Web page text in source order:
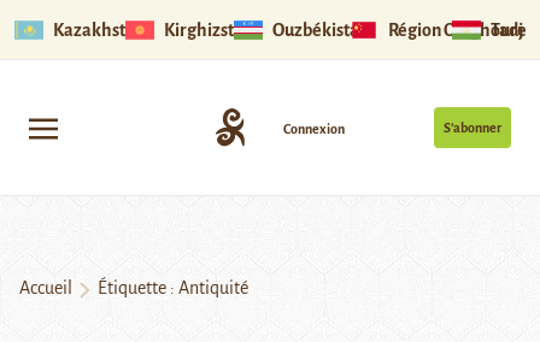
Kazakhstan Kirghizstan Ouzbékistan Région Ouïghoure
S’abonner
Connexion
Accueil Étiquette : Antiquité